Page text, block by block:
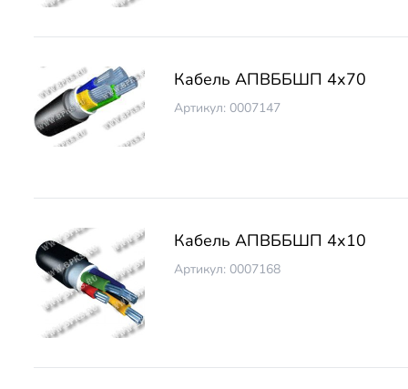
Кабель АПВББШП 4х70
Артикул: 0007147
Кабель АПВББШП 4х10
Артикул: 0007168